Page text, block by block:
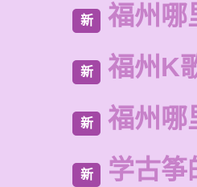
新 福州哪
新 福州K
新 福州哪
新 学古筝